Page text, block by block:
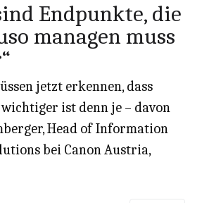
Endpunkte, die
managen muss
jetzt erkennen, dass
ist denn je – davon
Head of Information
bei Canon Austria,